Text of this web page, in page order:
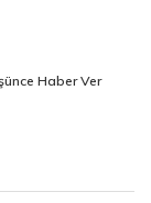
Haber Ver